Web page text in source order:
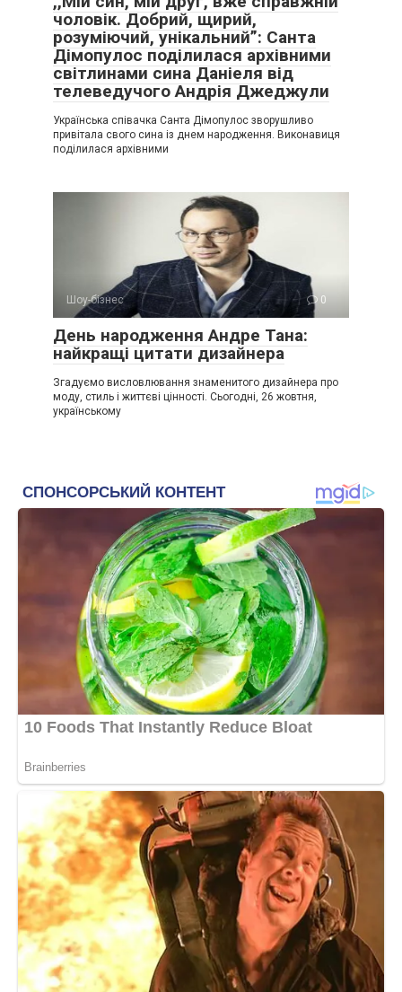
чоловік. Добрий, щирий,
розуміючий, унікальний”: Санта
Дімопулос поділилася архівними
світлинами сина Даніеля від
телеведучого Андрія Джеджули
Українська співачка Санта Дімопулос зворушливо
привітала свого сина із днем народження. Виконавиця
поділилася архівними
Шоу-бізнес 0
День народження Андре Тана:
найкращі цитати дизайнера
Згадуємо висловлювання знаменитого дизайнера про
моду, стиль і життєві цінності. Сьогодні, 26 жовтня,
українському